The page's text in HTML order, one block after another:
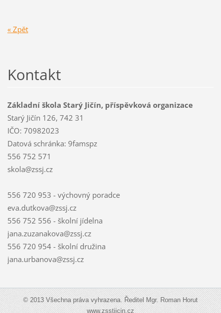
« Zpět
Kontakt
Základní škola Starý Jičín, příspěvková organizace
Starý Jičín 126, 742 31
IČO: 70982023
Datová schránka: 9famspz
556 752 571
skola@zssj.cz
556 720 953 - výchovný poradce
eva.dutkova@zssj.cz
556 752 556 - školní jídelna
jana.zuzanakova@zssj.cz
556 720 954 - školní družina
jana.urbanova@zssj.cz
© 2013 Všechna práva vyhrazena. Ředitel Mgr. Roman Horut
www.zsstjicin.cz